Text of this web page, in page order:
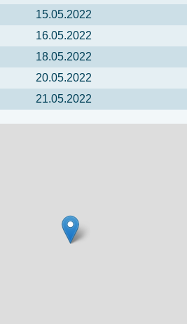
15.05.2022
16.05.2022
18.05.2022
20.05.2022
21.05.2022